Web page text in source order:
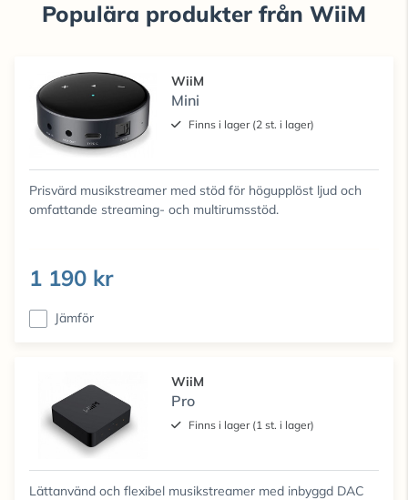
Populära produkter från WiiM
WiiM
Mini
Finns i lager (2 st. i lager)
Prisvärd musikstreamer med stöd för högupplöst ljud och
omfattande streaming- och multirumsstöd.
1 190 kr
Jämför
WiiM
Pro
Finns i lager (1 st. i lager)
Lättanvänd och flexibel musikstreamer med inbyggd DAC